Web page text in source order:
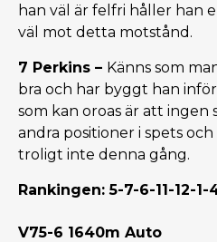
han väl är felfri håller han
väl mot detta motstånd.
7 Perkins – Känns som
bra och har byggt han
som kan oroas är att ingen
andra positioner i spets
troligt inte denna gång.
Rankingen: 5-7-6-11-12-
V75-6 1640m Auto